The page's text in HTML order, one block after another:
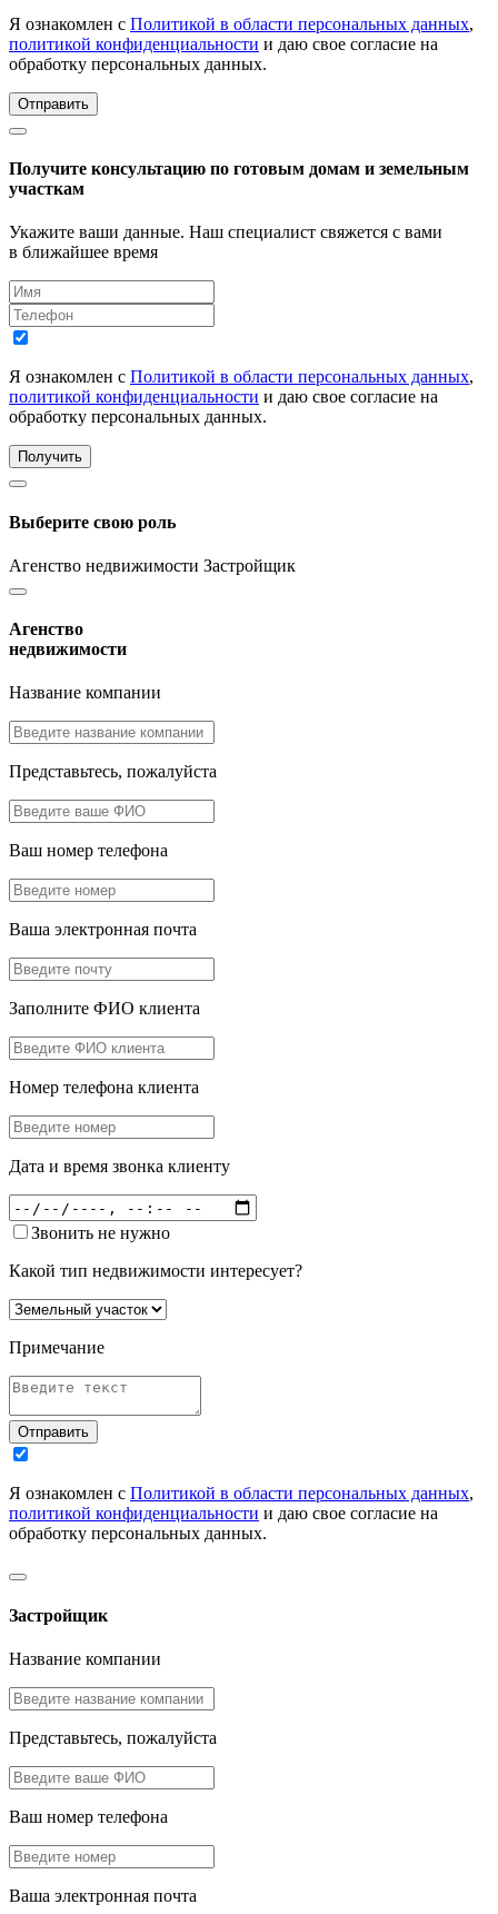
Я ознакомлен с Политикой в области персональных данных,
политикой конфиденциальности и даю свое согласие на
обработку персональных данных.
Отправить
Получите консультацию по готовым домам и земельным
участкам
Укажите ваши данные. Наш специалист свяжется с вами
в ближайшее время
Я ознакомлен с Политикой в области персональных данных,
политикой конфиденциальности и даю свое согласие на
обработку персональных данных.
Получить
Выберите свою роль
Агенство недвижимости Застройщик
Агенство
недвижимости
Название компании
Представьтесь, пожалуйста
Ваш номер телефона
Ваша электронная почта
Заполните ФИО клиента
Номер телефона клиента
Дата и время звонка клиенту
Звонить не нужно
Какой тип недвижимости интересует?
Примечание
Отправить
Я ознакомлен с Политикой в области персональных данных,
политикой конфиденциальности и даю свое согласие на
обработку персональных данных.
Застройщик
Название компании
Представьтесь, пожалуйста
Ваш номер телефона
Ваша электронная почта